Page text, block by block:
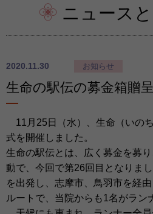
ニュース
2020.11.30 お知らせ
生命の駅伝の募金箱贈
11月25日（水）、生命（いの
式を開催しました。
生命の駅伝とは、広く募金を募
動で、今回で第26回目となりま
を出発し、志摩市、鳥羽市を経
ルートで、当院からも1名がラン